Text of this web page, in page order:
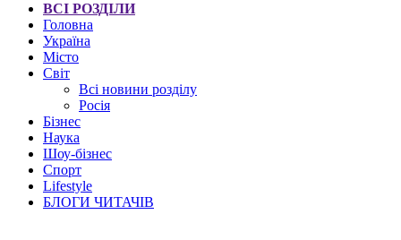
ВСІ РОЗДІЛИ
Головна
Україна
Місто
Світ
Всі новини розділу
Росія
Бізнес
Наука
Шоу-бізнес
Спорт
Lifestyle
БЛОГИ ЧИТАЧІВ